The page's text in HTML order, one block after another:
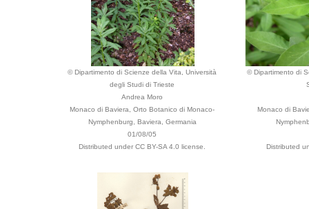
© Dipartimento di Scienze della Vita, Università
degli Studi di Trieste
Andrea Moro
Monaco di Baviera, Orto Botanico di Monaco-
Nymphenburg, Baviera, Germania
01/08/05
Distributed under CC BY-SA 4.0 license.
© Dipartimento di
Monaco di
Distributed